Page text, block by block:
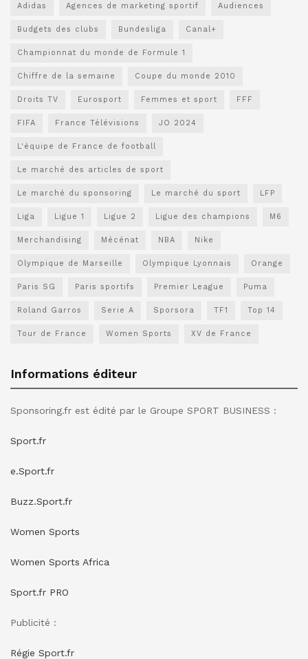
Adidas Agences de marketing sportif Audiences
Budgets des clubs Bundesliga Canal+
Championnat du monde de Formule 1
Chiffre de la semaine Coupe du monde 2010
Droits TV Eurosport Femmes et sport FFF
FIFA France Télévisions JO 2024
L'équipe de France de football
Le marché des articles de sport
Le marché du sponsoring Le marché du sport LFP
Liga Ligue 1 Ligue 2 Ligue des champions M6
Merchandising Mécénat NBA Nike
Olympique de Marseille Olympique Lyonnais Orange
Paris SG Paris sportifs Premier League Puma
Roland Garros Serie A Sporsora TF1 Top 14
Tour de France Women Sports XV de France
Informations éditeur
Sponsoring.fr est édité par le Groupe SPORT BUSINESS :
Sport.fr
e.Sport.fr
Buzz.Sport.fr
Women Sports
Women Sports Africa
Sport.fr PRO
Publicité :
Régie Sport.fr